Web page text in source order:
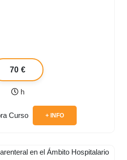
70 €
h
+ INFO